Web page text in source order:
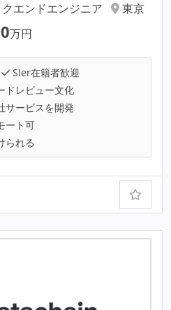
エンドエンジニア
東京
万円
SIer在籍者歓迎
ドレビュー文化
サービスを開発
ート可
られる